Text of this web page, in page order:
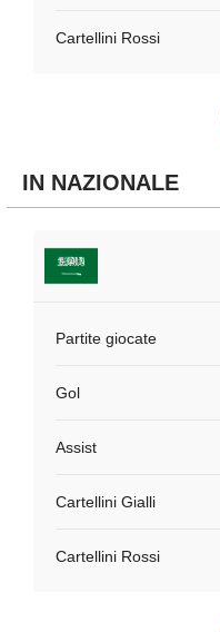
Cartellini Rossi
IN NAZIONALE
Partite giocate
Gol
Assist
Cartellini Gialli
Cartellini Rossi